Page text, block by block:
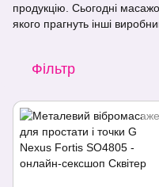
продукцію. Сьогодні
якого прагнуть інші
Фільтр